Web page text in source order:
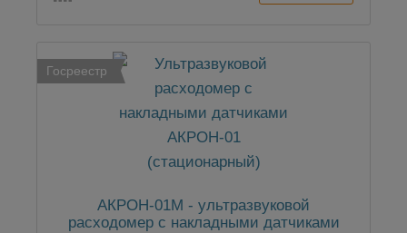
Госреестр
АКРОН-01М - ультразвуковой
расходомер с накладными датчиками